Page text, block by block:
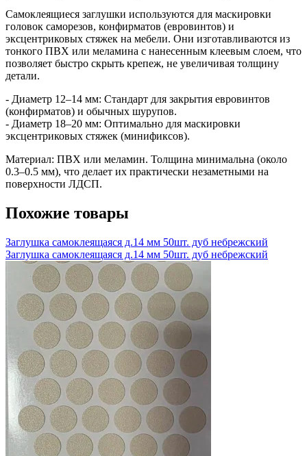
Самоклеящиеся заглушки используются для маскировки
головок саморезов, конфирматов (евровинтов) и
эксцентриковых стяжек на мебели. Они изготавливаются из
тонкого ПВХ или меламина с нанесенным клеевым слоем, что
позволяет быстро скрыть крепеж, не увеличивая толщину
детали.
- Диаметр 12–14 мм: Стандарт для закрытия евровинтов
(конфирматов) и обычных шурупов.
- Диаметр 18–20 мм: Оптимально для маскировки
эксцентриковых стяжек (минификсов).
Материал: ПВХ или меламин. Толщина минимальна (около
0.3–0.5 мм), что делает их практически незаметными на
поверхности ЛДСП.
Похожие товары
Заглушка самоклеящаяся д.14 мм 50шт. дуб небрежский
Заглушка самоклеящаяся д.14 мм 50шт. дуб небрежский